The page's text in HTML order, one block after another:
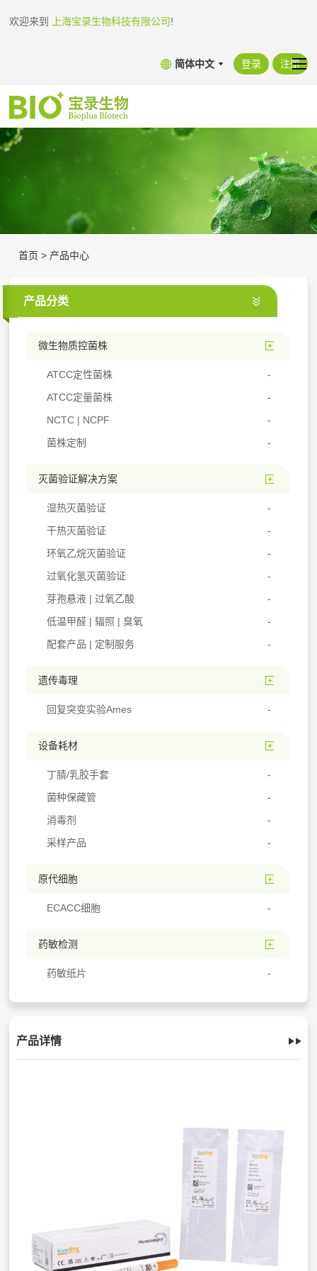
欢迎来到 上海宝录生物科技有限公司!
简体中文 登录 注册
首页 > 产品中心
产品分类
微生物质控菌株
ATCC定性菌株
ATCC定量菌株
NCTC | NCPF
菌株定制
灭菌验证解决方案
湿热灭菌验证
干热灭菌验证
环氧乙烷灭菌验证
过氧化氢灭菌验证
芽孢悬液 | 过氧乙酸
低温甲醛 | 辐照 | 臭氧
配套产品 | 定制服务
遗传毒理
回复突变实验Ames
设备耗材
丁腈/乳胶手套
菌种保藏管
消毒剂
采样产品
原代细胞
ECACC细胞
药敏检测
药敏纸片
产品详情